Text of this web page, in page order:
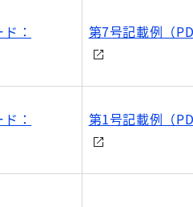
：
第7号記載例（
：
第1号記載例（